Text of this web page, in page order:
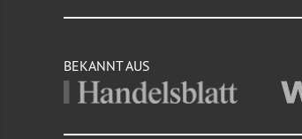
BEKANNT AUS